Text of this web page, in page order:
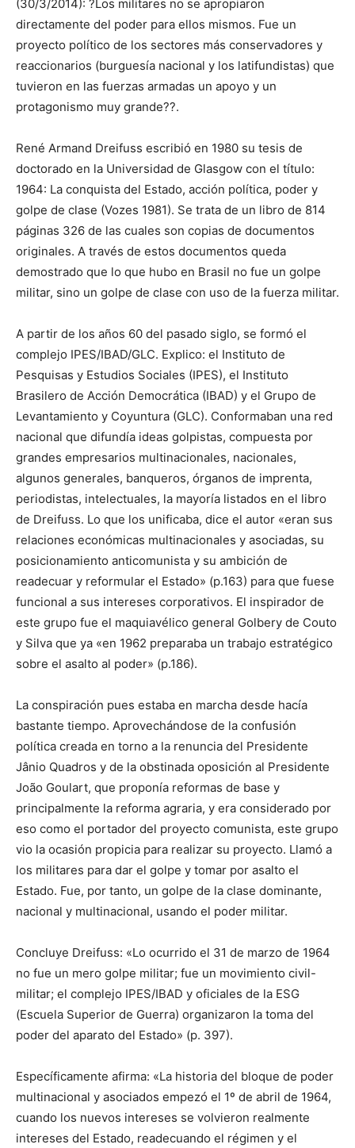
(30/3/2014): ?Los militares no se apropiaron
directamente del poder para ellos mismos. Fue un
proyecto político de los sectores más conservadores y
reaccionarios (burguesía nacional y los latifundistas) que
tuvieron en las fuerzas armadas un apoyo y un
protagonismo muy grande??.
René Armand Dreifuss escribió en 1980 su tesis de
doctorado en la Universidad de Glasgow con el título:
1964: La conquista del Estado, acción política, poder y
golpe de clase (Vozes 1981). Se trata de un libro de 814
páginas 326 de las cuales son copias de documentos
originales. A través de estos documentos queda
demostrado que lo que hubo en Brasil no fue un golpe
militar, sino un golpe de clase con uso de la fuerza militar.
A partir de los años 60 del pasado siglo, se formó el
complejo IPES/IBAD/GLC. Explico: el Instituto de
Pesquisas y Estudios Sociales (IPES), el Instituto
Brasilero de Acción Democrática (IBAD) y el Grupo de
Levantamiento y Coyuntura (GLC). Conformaban una red
nacional que difundía ideas golpistas, compuesta por
grandes empresarios multinacionales, nacionales,
algunos generales, banqueros, órganos de imprenta,
periodistas, intelectuales, la mayoría listados en el libro
de Dreifuss. Lo que los unificaba, dice el autor «eran sus
relaciones económicas multinacionales y asociadas, su
posicionamiento anticomunista y su ambición de
readecuar y reformular el Estado» (p.163) para que fuese
funcional a sus intereses corporativos. El inspirador de
este grupo fue el maquiavélico general Golbery de Couto
y Silva que ya «en 1962 preparaba un trabajo estratégico
sobre el asalto al poder» (p.186).
La conspiración pues estaba en marcha desde hacía
bastante tiempo. Aprovechándose de la confusión
política creada en torno a la renuncia del Presidente
Jânio Quadros y de la obstinada oposición al Presidente
João Goulart, que proponía reformas de base y
principalmente la reforma agraria, y era considerado por
eso como el portador del proyecto comunista, este grupo
vio la ocasión propicia para realizar su proyecto. Llamó a
los militares para dar el golpe y tomar por asalto el
Estado. Fue, por tanto, un golpe de la clase dominante,
nacional y multinacional, usando el poder militar.
Concluye Dreifuss: «Lo ocurrido el 31 de marzo de 1964
no fue un mero golpe militar; fue un movimiento civil-
militar; el complejo IPES/IBAD y oficiales de la ESG
(Escuela Superior de Guerra) organizaron la toma del
poder del aparato del Estado» (p. 397).
Específicamente afirma: «La historia del bloque de poder
multinacional y asociados empezó el 1º de abril de 1964,
cuando los nuevos intereses se volvieron realmente
intereses del Estado, readecuando el régimen y el